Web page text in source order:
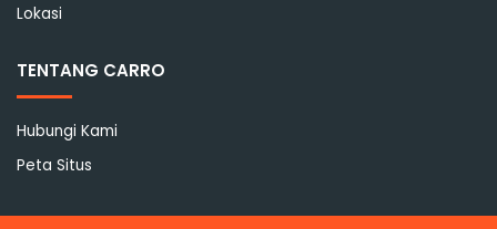
Lokasi
TENTANG CARRO
Hubungi Kami
Peta Situs